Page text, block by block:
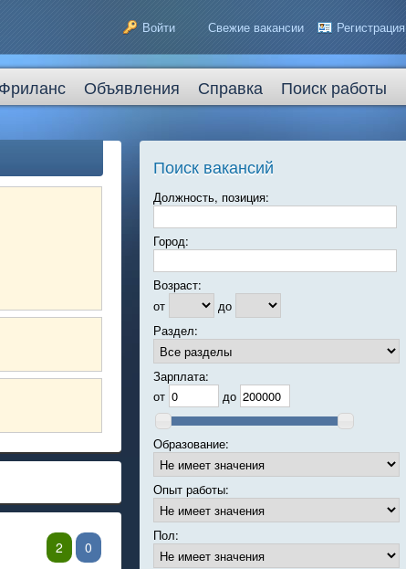
Войти Свежие вакансии Регистрация
Фриланс Объявления Справка Поиск работы
2 0
Поиск вакансий
Должность, позиция:
Город:
Возраст:
от
до
Раздел:
Зарплата:
от
до
Образование:
Опыт работы:
Пол: